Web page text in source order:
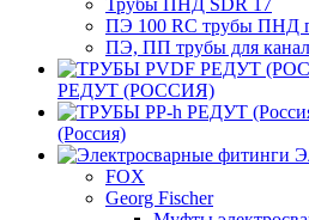
Трубы ПНД SDR 17
ПЭ 100 RC трубы ПНД
ПЭ, ПП трубы для
РЕДУТ (РОССИЯ)
(Россия)
FOX
Georg Fischer